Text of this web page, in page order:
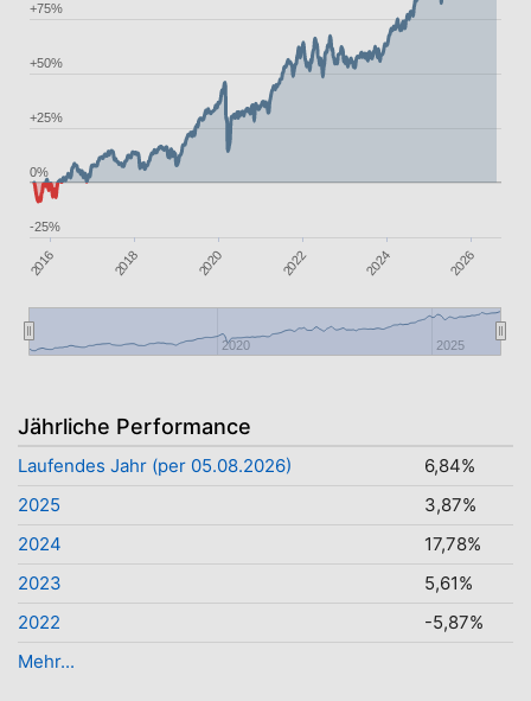
2016 2018 2020 2022 2024 2026
2020 2025
-25%
0%
+25%
+50%
+75%
Jährliche Performance
Laufendes Jahr (per 05.08.2026)
6,84%
2025
3,87%
2024
17,78%
2023
5,61%
2022
-5,87%
Mehr...